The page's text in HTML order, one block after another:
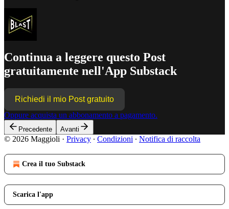
Continua a leggere questo Post
gratuitamente nell'App Substack
Richiedi il mio Post gratuito
Oppure acquista un abbonamento a pagamento.
Precedente Avanti
© 2026 Maggioli · Privacy ∙ Condizioni ∙ Notifica di raccolta
Crea il tuo Substack
Scarica l'app